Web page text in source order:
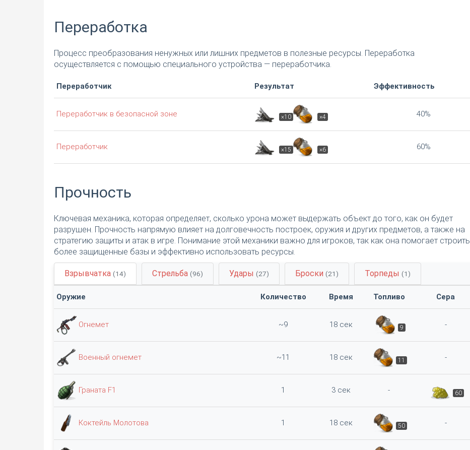
Переработка
Процесс преобразования ненужных или лишних предметов в полезные ресурсы. Переработка
осуществляется с помощью специального устройства — переработчика.
Переработчик Результат Эффективность
Переработчик в безопасной зоне ×10 ×4 40%
Переработчик ×15 ×6 60%
Прочность
Ключевая механика, которая определяет, сколько урона может выдержать объект до того, как он будет
разрушен. Прочность напрямую влияет на долговечность построек, оружия и других предметов, а также на
стратегию защиты и атак в игре. Понимание этой механики важно для игроков, так как она помогает строить
более защищенные базы и эффективно использовать ресурсы.
Взрывчатка (14) Стрельба (96) Удары (27) Броски (21) Торпеды (1)
Оружие Количество Время Топливо Сера
Огнемет ~9 18 сек 9 -
Военный огнемет ~11 18 сек 11 -
Граната F1 1 3 сек - 60
Коктейль Молотова 1 18 сек 50 -